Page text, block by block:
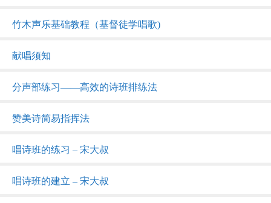
竹木声乐基础教程（基督徒学唱歌)
献唱须知
分声部练习——高效的诗班排练法
赞美诗简易指挥法
唱诗班的练习 – 宋大叔
唱诗班的建立 – 宋大叔